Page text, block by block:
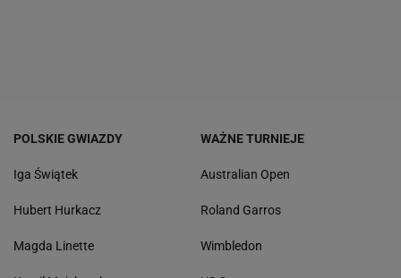
POLSKIE GWIAZDY
Iga Świątek
Hubert Hurkacz
Magda Linette
WAŻNE TURNIEJE
Australian Open
Roland Garros
Wimbledon